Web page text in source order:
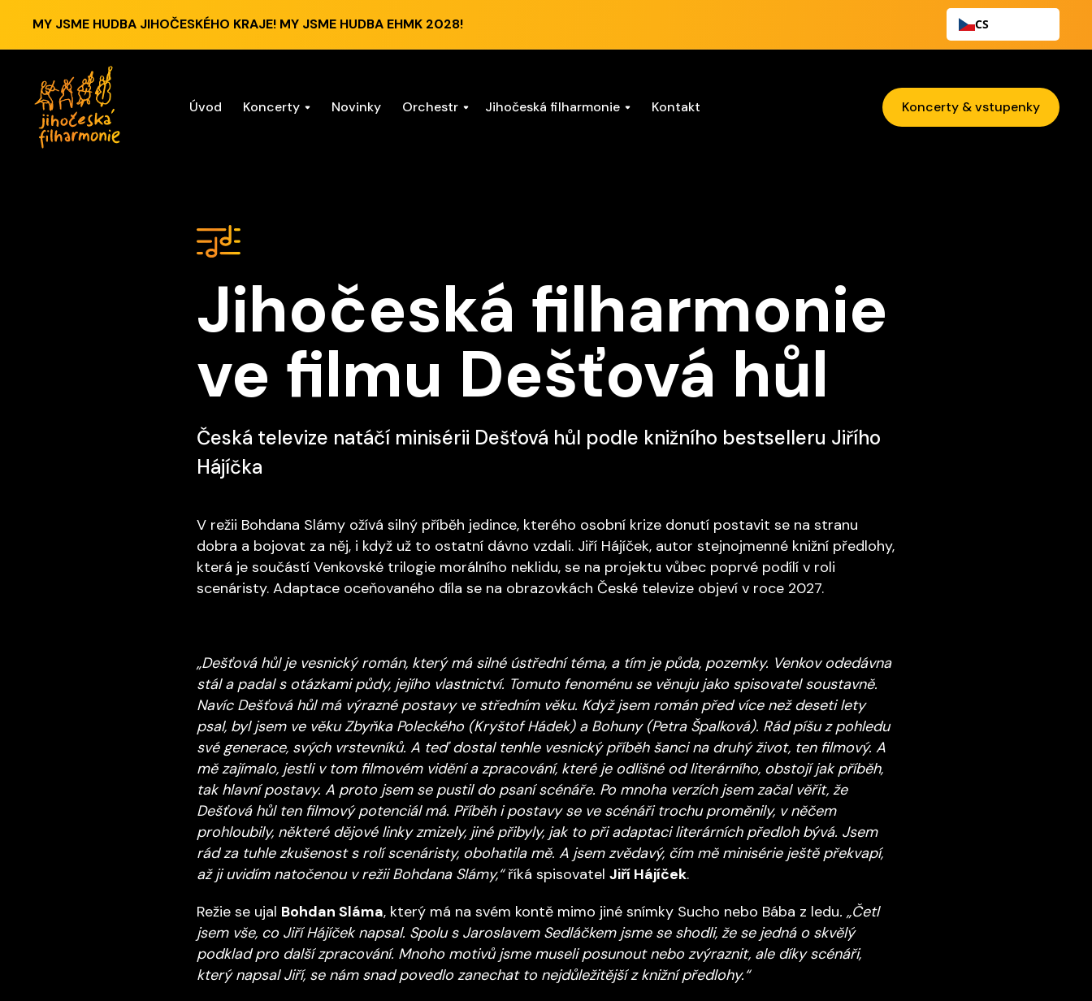
MY JSME HUDBA JIHOČESKÉHO KRAJE! MY JSME HUDBA EHMK 2028! CS
Úvod Koncerty Novinky Orchestr Jihočeská filharmonie Kontakt Koncerty & vstupenky
Jihočeská filharmonie
ve filmu Dešťová hůl
Česká televize natáčí minisérii Dešťová hůl podle knižního bestselleru Jiřího
Hájíčka
V režii Bohdana Slámy ožívá silný příběh jedince, kterého osobní krize donutí postavit se na stranu
dobra a bojovat za něj, i když už to ostatní dávno vzdali. Jiří Hájíček, autor stejnojmenné knižní předlohy,
která je součástí Venkovské trilogie morálního neklidu, se na projektu vůbec poprvé podílí v roli
scenáristy. Adaptace oceňovaného díla se na obrazovkách České televize objeví v roce 2027.
„Dešťová hůl je vesnický román, který má silné ústřední téma, a tím je půda, pozemky. Venkov odedávna
stál a padal s otázkami půdy, jejího vlastnictví. Tomuto fenoménu se věnuju jako spisovatel soustavně.
Navíc Dešťová hůl má výrazné postavy ve středním věku. Když jsem román před více než deseti lety
psal, byl jsem ve věku Zbyňka Poleckého (Kryštof Hádek) a Bohuny (Petra Špalková). Rád píšu z pohledu
své generace, svých vrstevníků. A teď dostal tenhle vesnický příběh šanci na druhý život, ten filmový. A
mě zajímalo, jestli v tom filmovém vidění a zpracování, které je odlišné od literárního, obstojí jak příběh,
tak hlavní postavy. A proto jsem se pustil do psaní scénáře. Po mnoha verzích jsem začal věřit, že
Dešťová hůl ten filmový potenciál má. Příběh i postavy se ve scénáři trochu proměnily, v něčem
prohloubily, některé dějové linky zmizely, jiné přibyly, jak to při adaptaci literárních předloh bývá. Jsem
rád za tuhle zkušenost s rolí scenáristy, obohatila mě. A jsem zvědavý, čím mě minisérie ještě překvapí,
až ji uvidím natočenou v režii Bohdana Slámy,“říká spisovatel Jiří Hájíček.
Režie se ujal Bohdan Sláma, který má na svém kontě mimo jiné snímky Sucho nebo Bába z ledu. „Četl
jsem vše, co Jiří Hájíček napsal. Spolu s Jaroslavem Sedláčkem jsme se shodli, že se jedná o skvělý
podklad pro další zpracování. Mnoho motivů jsme museli posunout nebo zvýraznit, ale díky scénáři,
který napsal Jiří, se nám snad povedlo zanechat to nejdůležitější z knižní předlohy.“